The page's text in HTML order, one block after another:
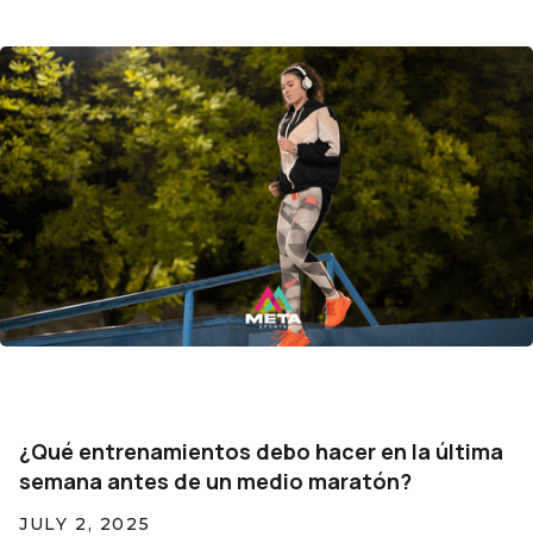
¿Qué entrenamientos debo hacer en la última
semana antes de un medio maratón?
JULY 2, 2025